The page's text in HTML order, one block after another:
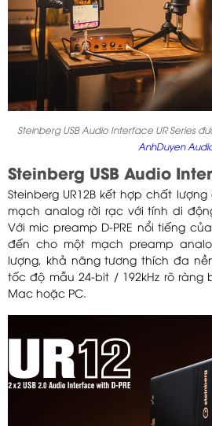
Steinberg USB Audio Interface UR Series
AnhDuyen
Steinberg USB Audio
Steinberg UR12B kết hợp chất
mạch analog rời rạc với tính di
Với mic preamp D-PRE nổi tiếng
đến cho một mạch preamp
lượng, khả năng tương thích đa
tốc độ mẫu 24-bit / 192kHz rõ ràng
Mac hoặc PC.